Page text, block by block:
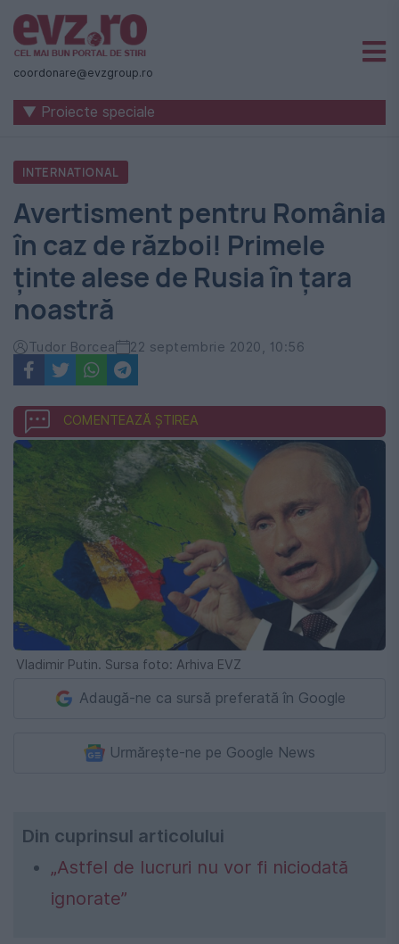
Știri
naționale
internaționale
România
-
Evenimentul
Zilei
coordonare@evzgroup.ro
▼ Proiecte speciale
INTERNATIONAL
Avertisment pentru România
în caz de război! Primele
ținte alese de Rusia în țara
noastră
Tudor Borcea 22 septembrie 2020, 10:56
COMENTEAZĂ ȘTIREA
Vladimir Putin. Sursa foto: Arhiva EVZ
Adaugă-ne ca sursă preferată în Google
Urmărește-ne pe Google News
Din cuprinsul articolului
„Astfel de lucruri nu vor fi niciodată
ignorate”